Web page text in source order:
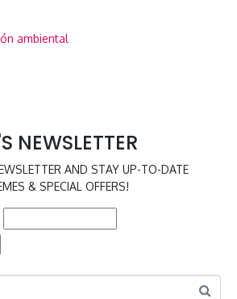
ambiental
NEWSLETTER
AND STAY UP-TO-DATE
& SPECIAL OFFERS!